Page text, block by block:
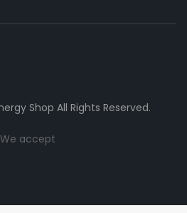
Shop All Rights Reserved.
We accept